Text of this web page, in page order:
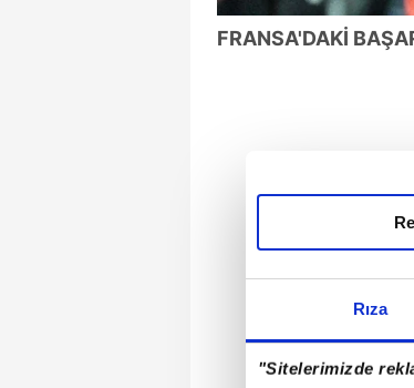
Rıza
"Sitelerimizde
FRANSA'DAKİ